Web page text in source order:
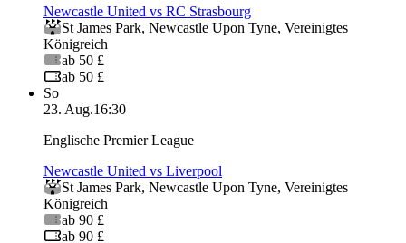
Newcastle United vs RC Strasbourg
St James Park, Newcastle Upon Tyne, Vereinigtes
Königreich
ab 50 £
ab 50 £
So
23. Aug.16:30
Englische Premier League
Newcastle United vs Liverpool
St James Park, Newcastle Upon Tyne, Vereinigtes
Königreich
ab 90 £
ab 90 £